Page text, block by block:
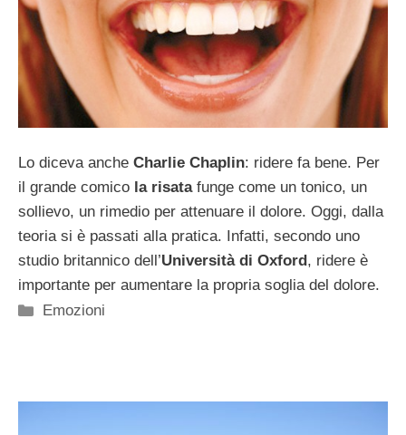
Lo diceva anche Charlie Chaplin: ridere fa bene. Per
il grande comico la risatafunge come un tonico, un
sollievo, un rimedio per attenuare il dolore. Oggi, dalla
teoria si è passati alla pratica. Infatti, secondo uno
studio britannico dell’Università di Oxford , ridere è
importante per aumentare la propria soglia del dolore.
Categorie
Emozioni